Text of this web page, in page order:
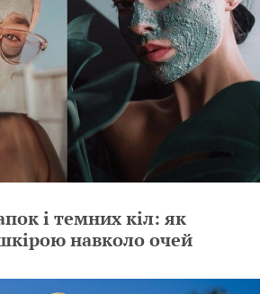
і темних кіл: як
навколо очей